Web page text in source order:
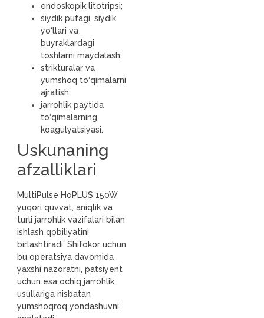
endoskopik litotripsi;
siydik pufagi, siydik
yo‘llari va
buyraklardagi
toshlarni maydalash;
strikturalar va
yumshoq to‘qimalarni
ajratish;
jarrohlik paytida
to‘qimalarning
koagulyatsiyasi.
Uskunaning
afzalliklari
MultiPulse HoPLUS 150W
yuqori quvvat, aniqlik va
turli jarrohlik vazifalari bilan
ishlash qobiliyatini
birlashtiradi. Shifokor uchun
bu operatsiya davomida
yaxshi nazoratni, patsiyent
uchun esa ochiq jarrohlik
usullariga nisbatan
yumshoqroq yondashuvni